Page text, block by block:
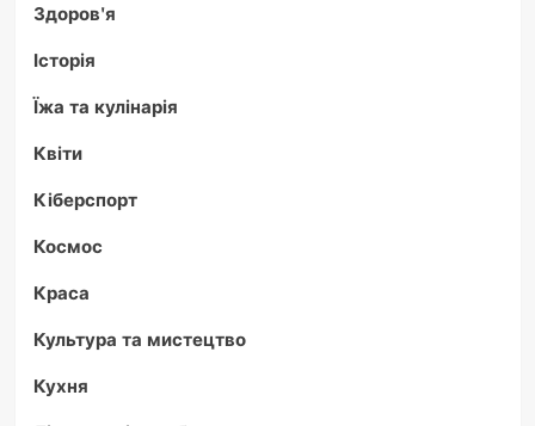
Здоров'я
Історія
Їжа та кулінарія
Квіти
Кіберспорт
Космос
Краса
Культура та мистецтво
Кухня